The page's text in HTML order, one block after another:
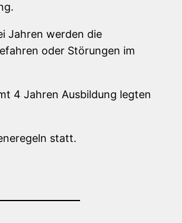
Jahren werden die
oder Störungen im
4 Jahren Ausbildung legten
statt.